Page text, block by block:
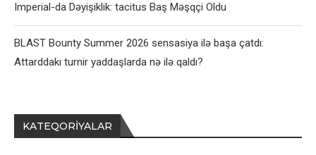
Imperial-da Dəyişiklik: tacitus Baş Məşqçi Oldu
BLAST Bounty Summer 2026 sensasiya ilə başa çatdı:
Attarddakı turnir yaddaşlarda nə ilə qaldı?
KATEQORIYALAR